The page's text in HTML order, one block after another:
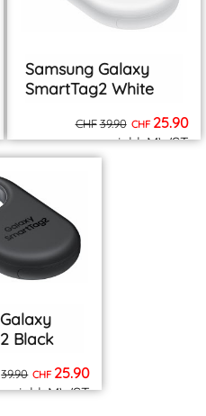
Samsung Galaxy
SmartTag2 White
CHF39.90 CHF 25.90
inkl. MWST
zzgl. Versand
Black
39.90 CHF 25.90
inkl. MWST